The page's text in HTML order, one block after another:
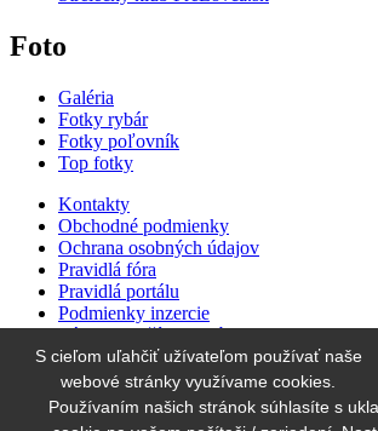
Foto
Galéria
Fotky rybár
Fotky poľovník
Top fotky
Kontakty
Obchodné podmienky
Ochrana osobných údajov
Pravidlá fóra
Pravidlá portálu
Podmienky inzercie
Zásady používania súborov cookie
Cenník inzercie
Súťaž
S cieľom uľahčiť užívateľom používať naše
webové stránky využívame cookies.
Používaním našich stránok súhlasíte s